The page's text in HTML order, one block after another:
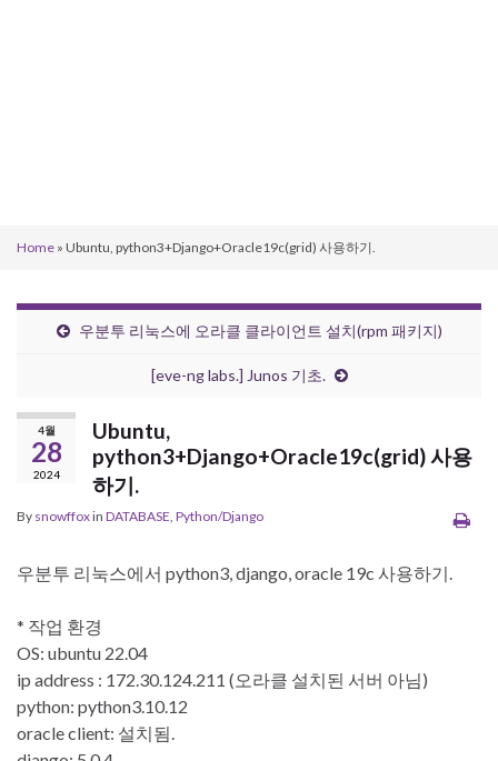
Home » Ubuntu, python3+Django+Oracle19c(grid) 사용하기.
우분투 리눅스에 오라클 클라이언트 설치(rpm 패키지)
[eve-ng labs.] Junos 기초.
4월
28
2024
Ubuntu,
python3+Django+Oracle19c(grid) 사용
하기.
By snowffoxin DATABASE, Python/Django
우분투 리눅스에서 python3, django, oracle 19c 사용하기.
* 작업 환경
OS: ubuntu 22.04
ip address : 172.30.124.211 (오라클 설치된 서버 아님)
python: python3.10.12
oracle client: 설치됨.